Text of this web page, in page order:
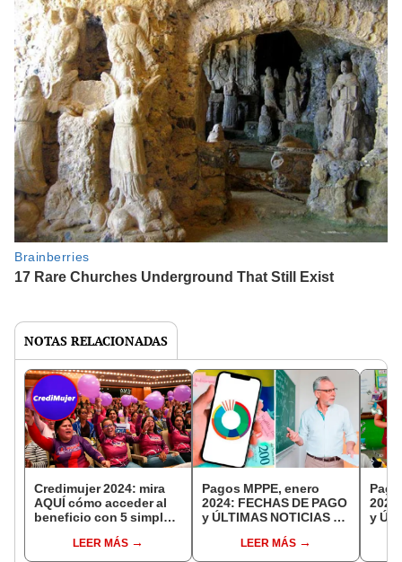
NOTAS RELACIONADAS
Credimujer 2024: mira
AQUÍ cómo acceder al
beneficio con 5 simples
LEER MÁS
Pagos MPPE, enero
2024: FECHAS DE PAGO
y ÚLTIMAS NOTICIAS de
BONOS y MONTOS
LEER MÁS
y